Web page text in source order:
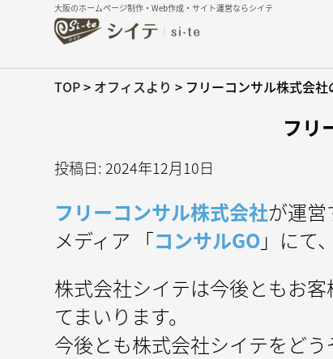
大阪のホームページ制作・Web作成・サイト運営ならシイテ
TOP> オフィスより > フリーコンサル株式会
フリ
投稿日: 2024年12月10日
フリーコンサル株式会社が運
メディア 「コンサルGO 」にて
株式会社シイテは今後ともお
てまいります。
今後とも株式会社シイテをどう